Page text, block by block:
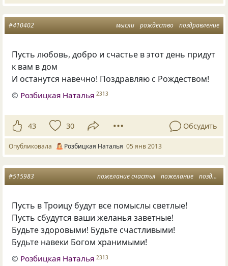
мысли рождество поздравление
#410402
Пусть любовь, добро и счастье в этот день придут
к вам в дом
И останутся навечно! Поздравляю с Рождеством!
© Розбицкая Наталья 2313
43 30 Обсудить
Опубликовала Розбицкая Наталья 05 янв 2013
пожелание счастья пожелание поздравление
#515983
Пусть в Троицу будут все помыслы светлые!
Пусть сбудутся ваши желанья заветные!
Будьте здоровыми! Будьте счастливыми!
Будьте навеки Богом хранимыми!
© Розбицкая Наталья 2313